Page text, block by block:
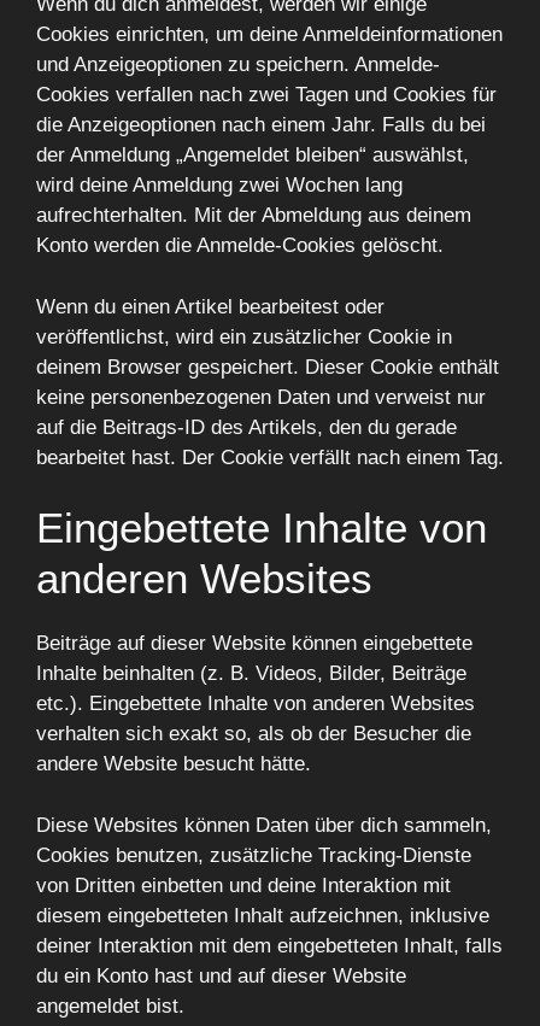
Cookies einrichten, um deine Anmeldeinformationen
und Anzeigeoptionen zu speichern. Anmelde-
Cookies verfallen nach zwei Tagen und Cookies für
die Anzeigeoptionen nach einem Jahr. Falls du bei
der Anmeldung „Angemeldet bleiben“ auswählst,
wird deine Anmeldung zwei Wochen lang
aufrechterhalten. Mit der Abmeldung aus deinem
Konto werden die Anmelde-Cookies gelöscht.
Wenn du einen Artikel bearbeitest oder
veröffentlichst, wird ein zusätzlicher Cookie in
deinem Browser gespeichert. Dieser Cookie enthält
keine personenbezogenen Daten und verweist nur
auf die Beitrags-ID des Artikels, den du gerade
bearbeitet hast. Der Cookie verfällt nach einem Tag.
Eingebettete Inhalte von
anderen Websites
Beiträge auf dieser Website können eingebettete
Inhalte beinhalten (z. B. Videos, Bilder, Beiträge
etc.). Eingebettete Inhalte von anderen Websites
verhalten sich exakt so, als ob der Besucher die
andere Website besucht hätte.
Diese Websites können Daten über dich sammeln,
Cookies benutzen, zusätzliche Tracking-Dienste
von Dritten einbetten und deine Interaktion mit
diesem eingebetteten Inhalt aufzeichnen, inklusive
deiner Interaktion mit dem eingebetteten Inhalt, falls
du ein Konto hast und auf dieser Website
angemeldet bist.